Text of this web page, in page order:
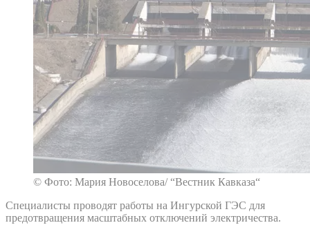
© Фото: Мария Новоселова/ “Вестник Кавказа“
Специалисты проводят работы на Ингурской ГЭС для
предотвращения масштабных отключений электричества.